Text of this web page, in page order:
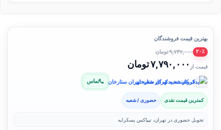
بهترین قیمت فروشندگان
۲۰٪ ۹,۷۳۷,۰۰۰ تومان
قیمت از ۷,۷۹۰,۰۰۰ تومان
فروشنده: یدک کار شعبه تهران ستارخان تماس
کمترین قیمت نقدی حضوری / شعبه
تحویل حضوری در تهران، تیپاکس پسکرایه